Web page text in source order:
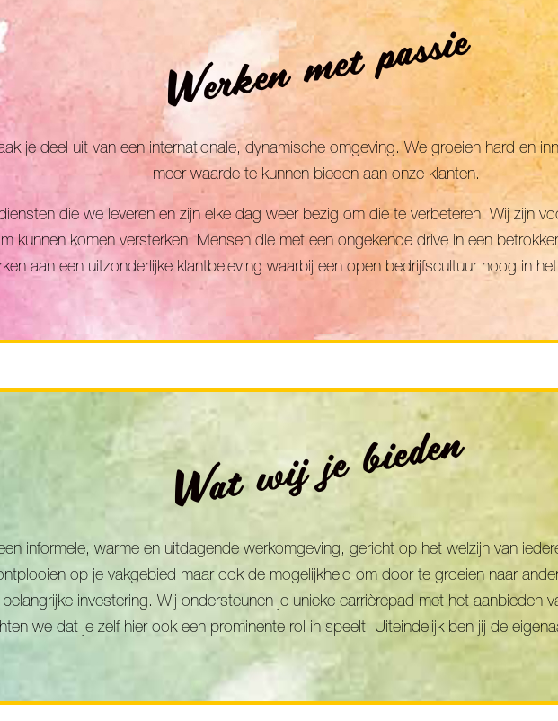
Werken met passie
je deel uit van een internationale, dynamische omgeving. We groeien hard en
meer waarde te kunnen bieden aan onze klanten.
die we leveren en zijn elke dag weer bezig om die te verbeteren. Wij zijn
kunnen komen versterken. Mensen die met een ongekende drive in een
aan een uitzonderlijke klantbeleving waarbij een open bedrijfscultuur hoog in
Wat wij je bieden
informele, warme en uitdagende werkomgeving, gericht op het welzijn van
op je vakgebied maar ook de mogelijkheid om door te groeien naar
investering. Wij ondersteunen je unieke carrièrepad met het aanbieden
we dat je zelf hier ook een prominente rol in speelt. Uiteindelijk ben jij de